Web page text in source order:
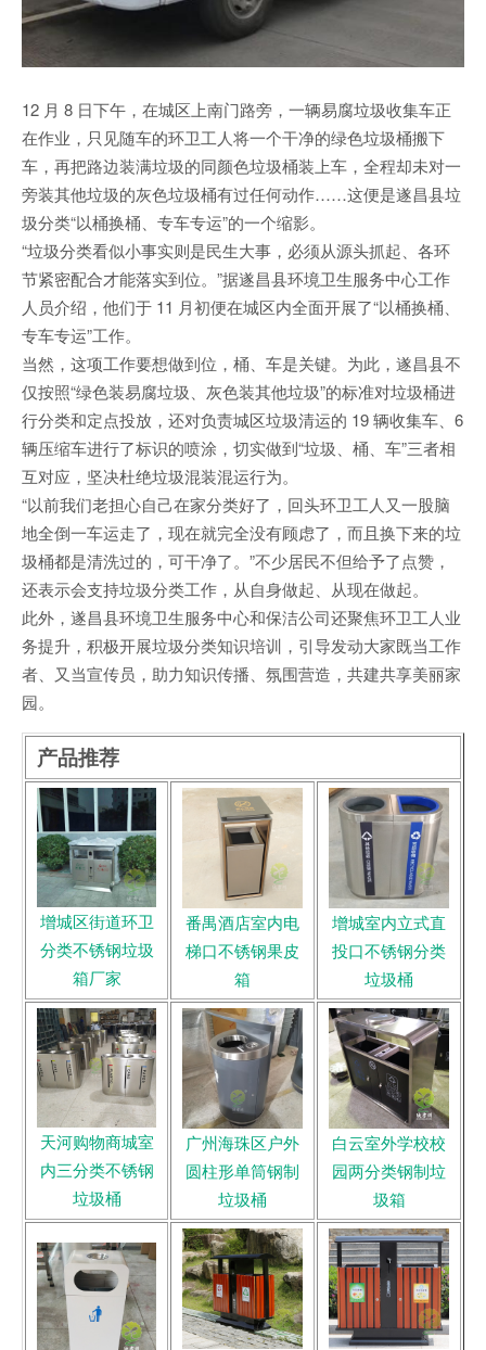
12 月 8 日下午，在城区上南门路旁，一辆易腐垃圾收集车正
在作业，只见随车的环卫工人将一个干净的绿色垃圾桶搬下
车，再把路边装满垃圾的同颜色垃圾桶装上车，全程却未对一
旁装其他垃圾的灰色垃圾桶有过任何动作……这便是遂昌县垃
圾分类“以桶换桶、专车专运”的一个缩影。
“垃圾分类看似小事实则是民生大事，必须从源头抓起、各环
节紧密配合才能落实到位。”据遂昌县环境卫生服务中心工作
人员介绍，他们于 11 月初便在城区内全面开展了“以桶换桶、
专车专运”工作。
当然，这项工作要想做到位，桶、车是关键。为此，遂昌县不
仅按照“绿色装易腐垃圾、灰色装其他垃圾”的标准对垃圾桶进
行分类和定点投放，还对负责城区垃圾清运的 19 辆收集车、6
辆压缩车进行了标识的喷涂，切实做到“垃圾、桶、车”三者相
互对应，坚决杜绝垃圾混装混运行为。
“以前我们老担心自己在家分类好了，回头环卫工人又一股脑
地全倒一车运走了，现在就完全没有顾虑了，而且换下来的垃
圾桶都是清洗过的，可干净了。”不少居民不但给予了点赞，
还表示会支持垃圾分类工作，从自身做起、从现在做起。
此外，遂昌县环境卫生服务中心和保洁公司还聚焦环卫工人业
务提升，积极开展垃圾分类知识培训，引导发动大家既当工作
者、又当宣传员，助力知识传播、氛围营造，共建共享美丽家
园。
产品推荐
增城区街道环卫
分类不锈钢垃圾
箱厂家
番禺酒店室内电
梯口不锈钢果皮
箱
增城室内立式直
投口不锈钢分类
垃圾桶
天河购物商城室
内三分类不锈钢
垃圾桶
广州海珠区户外
圆柱形单筒钢制
垃圾桶
白云室外学校校
园两分类钢制垃
圾箱